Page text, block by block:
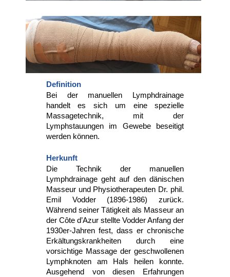
Definition
Bei der manuellen Lymphdrainage
handelt es sich um eine spezielle
Massagetechnik, mit der
Lymphstauungen im Gewebe beseitigt
werden können.
Herkunft
Die Technik der manuellen
Lymphdrainage geht auf den dänischen
Masseur und Physiotherapeuten Dr. phil.
Emil Vodder (1896-1986) zurück.
Während seiner Tätigkeit als Masseur an
der Côte d’Azur stellte Vodder Anfang der
1930er-Jahren fest, dass er chronische
Erkältungskrankheiten durch eine
vorsichtige Massage der geschwollenen
Lymphknoten am Hals heilen konnte.
Ausgehend von diesen Erfahrungen